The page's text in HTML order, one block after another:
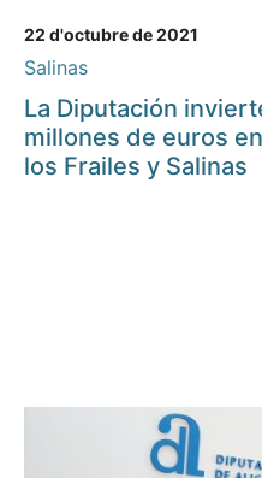
22 d'octubre de 2021
Salinas
La Diputación
millones de euros
los Frailes y Salinas